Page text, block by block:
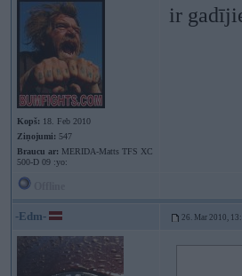
Kopš: 18. Feb 2010
Ziņojumi: 547
Braucu ar: MERIDA-Matts TFS XC
500-D 09 :yo:
ir
-Edm- 26. Mar 2010,